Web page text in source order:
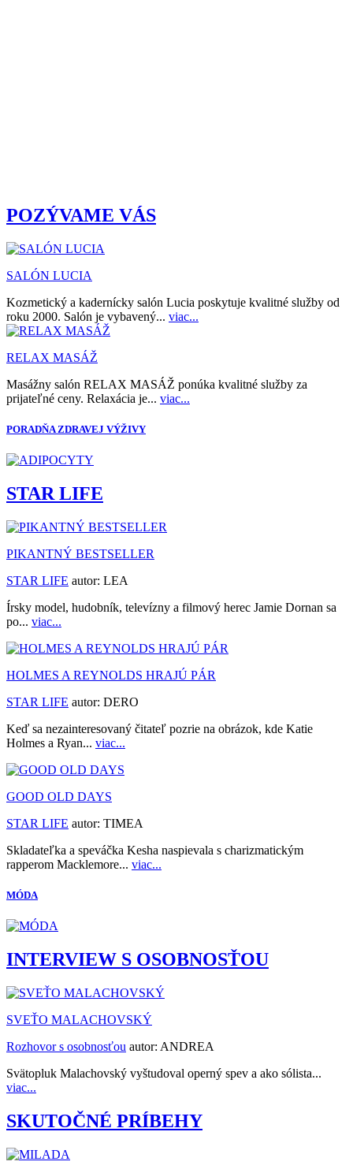
POZÝVAME VÁS
SALÓN LUCIA
Kozmetický a kadernícky salón Lucia poskytuje kvalitné služby od
roku 2000. Salón je vybavený... viac...
RELAX MASÁŽ
Masážny salón RELAX MASÁŽ ponúka kvalitné služby za
prijateľné ceny. Relaxácia je... viac...
PORADŇA ZDRAVEJ VÝŽIVY
STAR LIFE
PIKANTNÝ BESTSELLER
STAR LIFE autor: LEA
Írsky model, hudobník, televízny a filmový herec Jamie Dornan sa
po... viac...
HOLMES A REYNOLDS HRAJÚ PÁR
STAR LIFE autor: DERO
Keď sa nezainteresovaný čitateľ pozrie na obrázok, kde Katie
Holmes a Ryan... viac...
GOOD OLD DAYS
STAR LIFE autor: TIMEA
Skladateľka a speváčka Kesha naspievala s charizmatickým
rapperom Macklemore... viac...
MÓDA
INTERVIEW S OSOBNOSŤOU
SVEŤO MALACHOVSKÝ
Rozhovor s osobnosťou autor: ANDREA
Svätopluk Malachovský vyštudoval operný spev a ako sólista...
viac...
SKUTOČNÉ PRÍBEHY